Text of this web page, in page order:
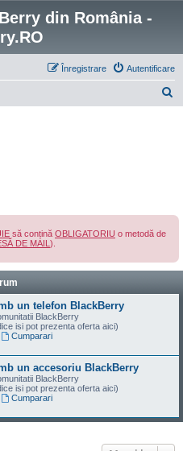
din România -
Autentificare
Înregistrare
să conțină OBLIGATORIU o metodă de
DE MAIL ).
un telefon BlackBerry
BlackBerry
isi pot prezenta oferta aici)
Cumparari
un accesoriu BlackBerry
BlackBerry
isi pot prezenta oferta aici)
Cumparari